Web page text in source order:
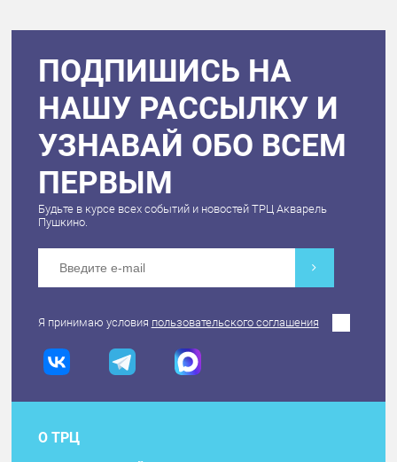
ПОДПИШИСЬ НА
НАШУ РАССЫЛКУ И
УЗНАВАЙ ОБО ВСЕМ
ПЕРВЫМ
Будьте в курсе всех событий и новостей ТРЦ Акварель
Пушкино.
Я принимаю условия пользовательского соглашения
О ТРЦ